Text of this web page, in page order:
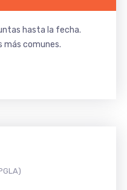
hasta la fecha.
más comunes.